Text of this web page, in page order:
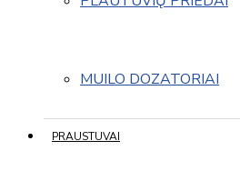
MUILO DOZATORIAI
PRAUSTUVAI